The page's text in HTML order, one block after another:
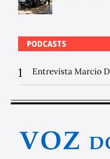
PODCASTS
1 Entrevista Marcio